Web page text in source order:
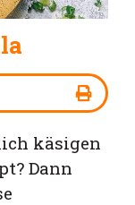
käsigen
Dann